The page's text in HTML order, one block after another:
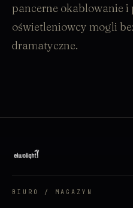
pancerne okablowanie i
oświetleniowcy mogli
dramatyczne.
BIURO / MAGAZYN